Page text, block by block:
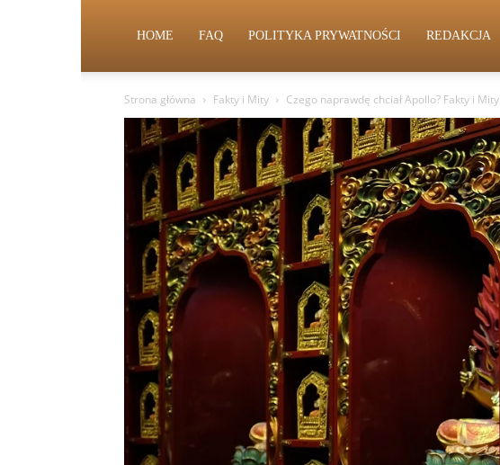
HOME FAQ POLITYKA PRYWATNOŚCI REDAKCJA
Strona główna Fakty i Mity Czego naprawdę chciał Apollo? Fakty i Mity